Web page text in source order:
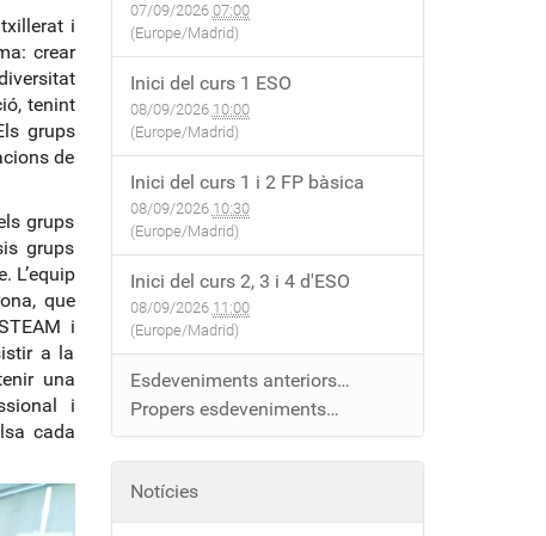
i
crear
tenint
grups
de
grups
grups
L’equip
que
i
a la
una
i
cada
07/09/2026 07:00
(Europe/Madrid)
Inici del curs 1 ESO
08/09/2026 10:00
(Europe/Madrid)
Inici del curs 1 i 2 FP bàsica
08/09/2026 10:30
(Europe/Madrid)
Inici del curs 2, 3 i 4 d'ESO
08/09/2026 11:00
(Europe/Madrid)
Esdeveniments anteriors…
Propers esdeveniments…
Notícies